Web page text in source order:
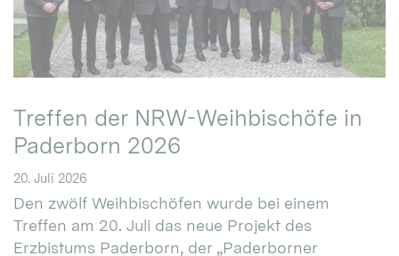
Treffen der NRW-Weihbischöfe in
Paderborn 2026
20. Juli 2026
Den zwölf Weihbischöfen wurde bei einem
Treffen am 20. Juli das neue Projekt des
Erzbistums Paderborn, der „Paderborner